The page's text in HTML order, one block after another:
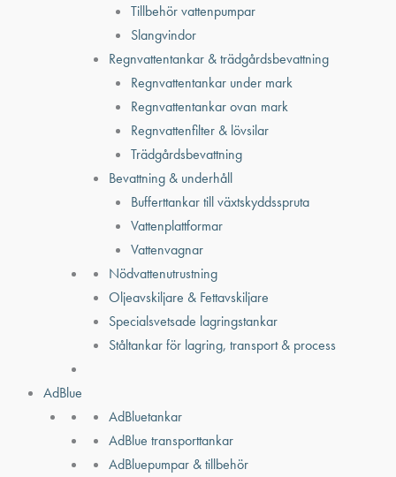
Tillbehör vattenpumpar
Slangvindor
Regnvattentankar & trädgårdsbevattning
Regnvattentankar under mark
Regnvattentankar ovan mark
Regnvattenfilter & lövsilar
Trädgårdsbevattning
Bevattning & underhåll
Bufferttankar till växtskyddsspruta
Vattenplattformar
Vattenvagnar
Nödvattenutrustning
Oljeavskiljare & Fettavskiljare
Specialsvetsade lagringstankar
Ståltankar för lagring, transport & process
AdBlue
AdBluetankar
AdBlue transporttankar
AdBluepumpar & tillbehör